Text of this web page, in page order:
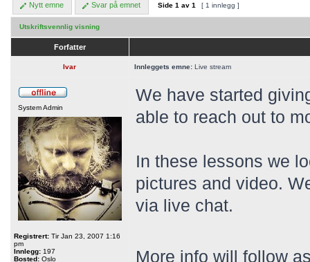
Nytt emne Svar på emnet Side 1 av 1 [ 1 innlegg ]
Utskriftsvennlig visning
Forfatter
Ivar Innleggets emne: Live stream
System Admin
Registrert: Tir Jan 23, 2007 1:16
pm
Innlegg: 197
Bosted: Oslo
We have started
able to reach out to
In these lessons we
pictures and video.
via live chat.
More info will follow